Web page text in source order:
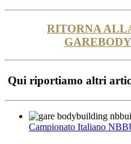
RITORNA
Qui riportiamo altri
Campionato Italiano